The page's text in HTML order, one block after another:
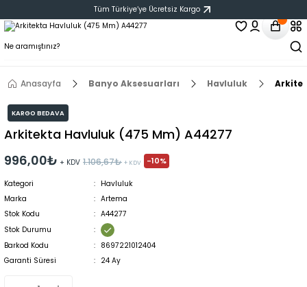
Tüm Türkiye‘ye Ücretsiz Kargo
Anasayfa Banyo Aksesuarları Havluluk
KARGO BEDAVA
Arkitekta Havluluk (475 Mm) A44277
996,00₺ + KDV 1.106,67₺ + KDV -10%
Kategori
Havluluk
Marka
Artema
Stok Kodu
A44277
Stok Durumu
Barkod Kodu
8697221012404
Garanti Süresi
24 Ay